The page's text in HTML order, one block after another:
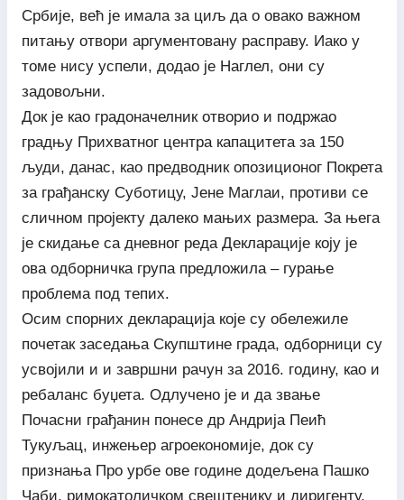
Србије, већ је имала за циљ да о овако важном
питању отвори аргументовану расправу. Иако у
томе нису успели, додао је Наглел, они су
задовољни.
Док је као градоначелник отворио и подржао
градњу Прихватног центра капацитета за 150
људи, данас, као предводник опозиционог Покрета
за грађанску Суботицу, Јене Маглаи, противи се
сличном пројекту далеко мањих размера. За њега
је скидање са дневног реда Декларације коју је
ова одборничка група предложила – гурање
проблема под тепих.
Осим спорних декларација које су обележиле
почетак заседања Скупштине града, одборници су
усвојили и и завршни рачун за 2016. годину, као и
ребаланс буџета. Одлучено је и да звање
Почасни грађанин понесе др Андрија Пеић
Тукуљац, инжењер агроекономије, док су
признања Про урбе ове године додељена Пашко
Чаби, римокатоличком свештенику и диригенту,